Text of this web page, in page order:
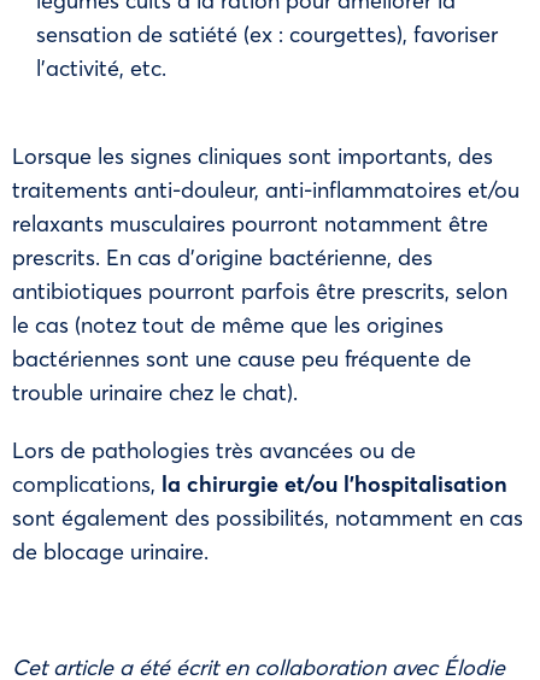
sensation de satiété (ex : courgettes), favoriser
l’activité, etc.
Lorsque les signes cliniques sont importants, des
traitements anti-douleur, anti-inflammatoires et/ou
relaxants musculaires pourront notamment être
prescrits. En cas d’origine bactérienne, des
antibiotiques pourront parfois être prescrits, selon
le cas (notez tout de même que les origines
bactériennes sont une cause peu fréquente de
trouble urinaire chez le chat).
Lors de pathologies très avancées ou de
complications, la chirurgie et/ou l’hospitalisation
sont également des possibilités, notamment en cas
de blocage urinaire.
Cet article a été écrit en collaboration avec Élodie